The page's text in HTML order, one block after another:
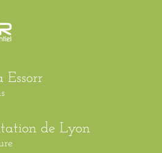
Essorr
de Lyon